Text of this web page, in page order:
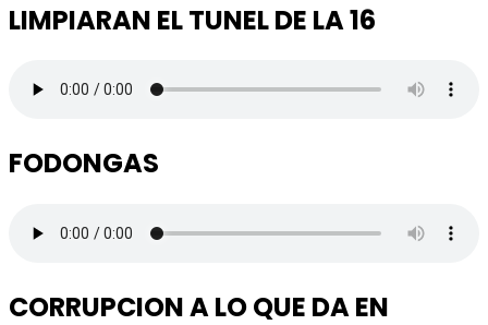
LIMPIARAN EL TUNEL DE LA 16
FODONGAS
CORRUPCION A LO QUE DA EN